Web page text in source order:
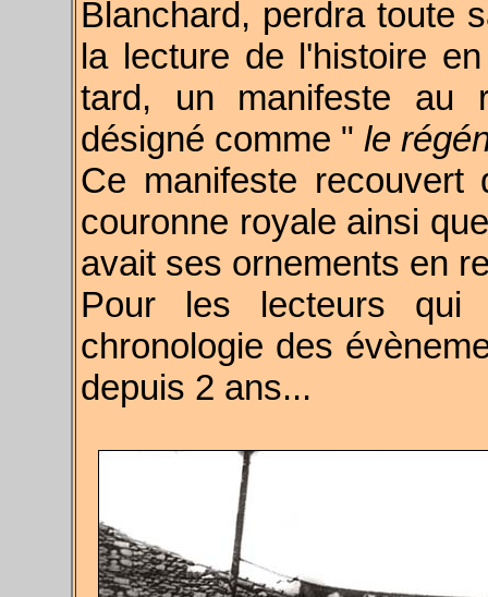
Blanchard, perdra toute
la lecture de l'histoire
tard, un manifeste au
désigné comme " le
Ce manifeste
couronne royale ainsi
avait ses ornements en
Pour les lecteurs qui
chronologie des
depuis 2 ans...